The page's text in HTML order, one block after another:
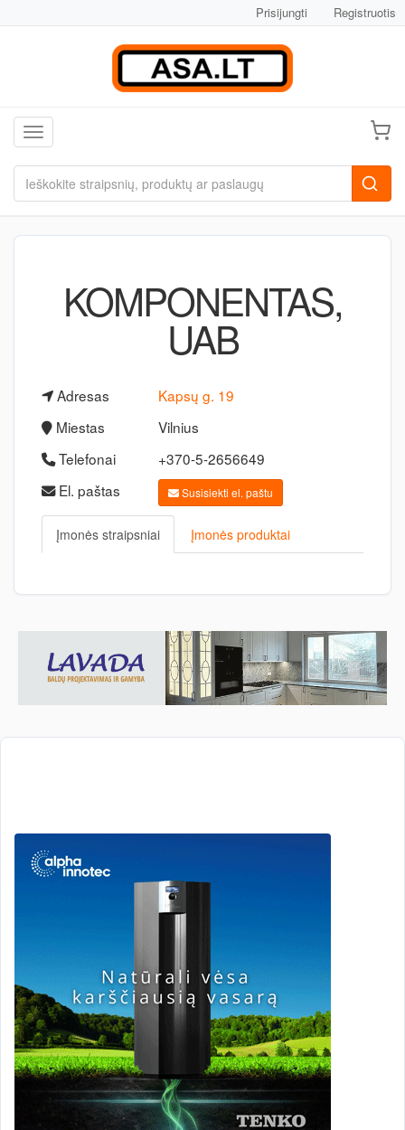
Prisijungti Registruotis
Toggle navigation
KOMPONENTAS,
UAB
Adresas
Kapsų g. 19
Miestas
Vilnius
Telefonai
+370-5-2656649
El. paštas
Susisiekti el. paštu
Įmonės straipsniai Įmonės produktai